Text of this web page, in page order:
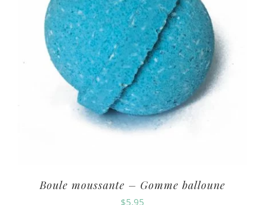
Boule moussante – Gomme balloune
$5.95